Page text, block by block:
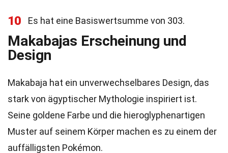
10 Es hat eine Basiswertsumme von 303.
Makabajas Erscheinung und
Design
Makabaja hat ein unverwechselbares Design, das
stark von ägyptischer Mythologie inspiriert ist.
Seine goldene Farbe und die hieroglyphenartigen
Muster auf seinem Körper machen es zu einem der
auffälligsten Pokémon.